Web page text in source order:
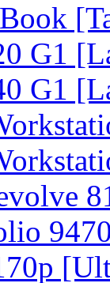
G1
G1